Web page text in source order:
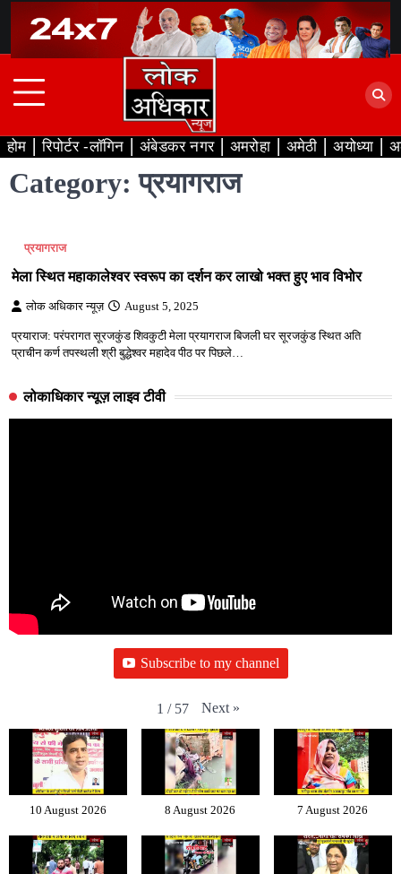
content
होम रिपोर्टर -लॉगिन अंबेडकर नगर अमरोहा अमेठी अयोध्या
Category:प्रयागराज
प्रयागराज
मेला स्थित महाकालेश्वर स्वरूप का दर्शन कर लाखो भक्त हुए भाव विभोर
लोक अधिकार न्यूज़ August 5, 2025
प्रयाराज: परंपरागत सूरजकुंड शिवकुटी मेला प्रयागराज बिजली घर सूरजकुंड स्थित अति
प्राचीन कर्ण तपस्थली श्री बुद्धेश्वर महादेव पीठ पर पिछले…
लोकाधिकार न्यूज़ लाइव टीवी
Subscribe to my channel
1 / 57 Next »
10 August 2026 8 August 2026 7 August 2026